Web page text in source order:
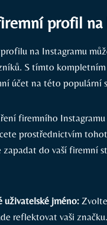
profil na
na Instagramu
S tímto
účet na této populární
firemního
prostřednictvím
zapadat do vaší firemní
uživatelské jméno:
reflektovat vaši značku.